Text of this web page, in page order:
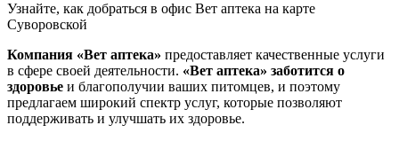
Узнайте, как добраться в офис Вет аптека на карте
Суворовской
Компания «Вет аптека» предоставляет качественные услуги
в сфере своей деятельности. «Вет аптека» заботится о
здоровье и благополучии ваших питомцев, и поэтому
предлагаем широкий спектр услуг, которые позволяют
поддерживать и улучшать их здоровье.